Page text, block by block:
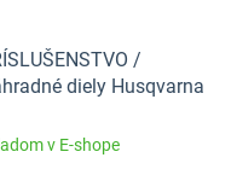
/
diely Husqvarna
v E-shope